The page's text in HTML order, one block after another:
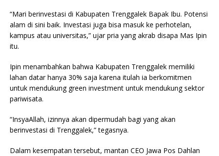
“Mari berinvestasi di Kabupaten Trenggalek Bapak Ibu. Potensi
alam di sini baik. Investasi juga bisa masuk ke perhotelan,
kampus atau universitas,” ujar pria yang akrab disapa Mas Ipin
itu.
Ipin menambahkan bahwa Kabupaten Trenggalek memiliki
lahan datar hanya 30% saja karena itulah ia berkomitmen
untuk mendukung green investment untuk mendukung sektor
pariwisata.
“InsyaAllah, izinnya akan dipermudah bagi yang akan
berinvestasi di Trenggalek,” tegasnya.
Dalam kesempatan tersebut, mantan CEO Jawa Pos Dahlan